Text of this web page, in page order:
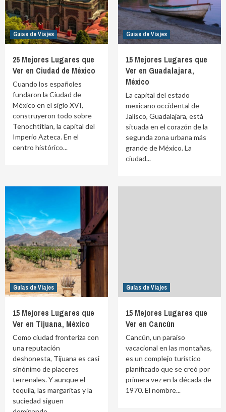
Guías de Viajes
25 Mejores Lugares que
Ver en Ciudad de México
Cuando los españoles
fundaron la Ciudad de
México en el siglo XVI,
construyeron todo sobre
Tenochtitlan, la capital del
Imperio Azteca. En el
centro histórico...
Guías de Viajes
15 Mejores Lugares que
Ver en Guadalajara,
México
La capital del estado
mexicano occidental de
Jalisco, Guadalajara, está
situada en el corazón de la
segunda zona urbana más
grande de México. La
ciudad...
Guías de Viajes
15 Mejores Lugares que
Ver en Tijuana, México
Como ciudad fronteriza con
una reputación
deshonesta, Tijuana es casi
sinónimo de placeres
terrenales. Y aunque el
tequila, las margaritas y la
suciedad siguen
Guías de Viajes
15 Mejores Lugares que
Ver en Cancún
Cancún, un paraíso
vacacional en las montañas,
es un complejo turístico
planificado que se creó por
primera vez en la década de
1970. El nombre...